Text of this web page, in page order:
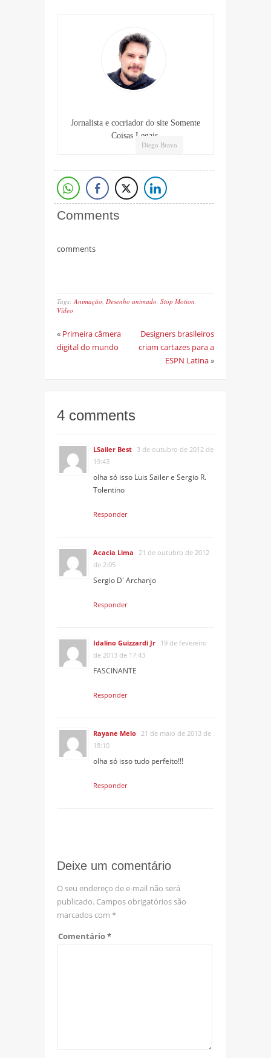
Diego Bravo
Jornalista e cocriador do site Somente
Coisas Legais.
Comments
comments
Tags: Animação Desenho animado Stop Motion
Vídeo
« Primeira câmera
digital do mundo
Designers brasileiros
criam cartazes para a
ESPN Latina»
4 comments
LSailer Best 3 de outubro de 2012 de
19:43
olha só isso Luis Sailer e Sergio R.
Tolentino
Responder
Acacia Lima
21 de outubro de 2012
de 2:05
Sergio D' Archanjo
Responder
Idalino Guizzardi Jr 19 de fevereiro
de 2013 de 17:43
FASCINANTE
Responder
Rayane Melo 21 de maio de 2013 de
18:10
olha só isso tudo perfeito!!!
Responder
Deixe um comentário
O seu endereço de e-mail não será
publicado. Campos obrigatórios são
marcados com *
Comentário*